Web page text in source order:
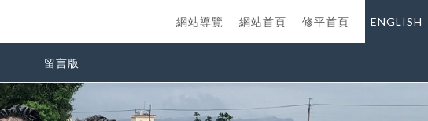
網站導覽 網站首頁 修平首頁 ENGLISH
留言版